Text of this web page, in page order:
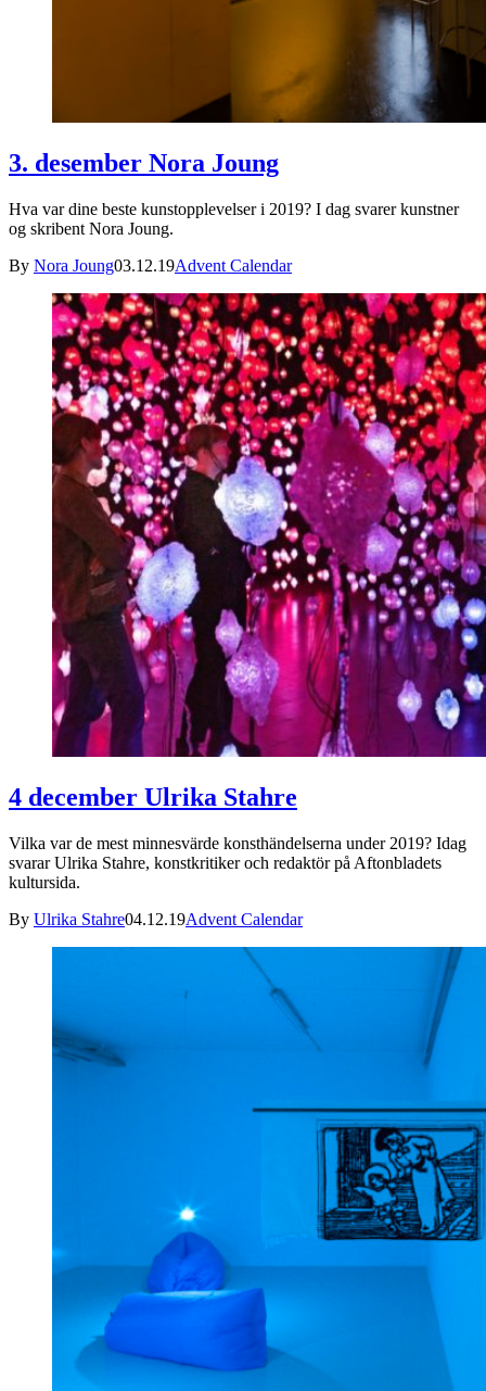
3. desember Nora Joung
Hva var dine beste kunstopplevelser i 2019? I dag svarer kunstner
og skribent Nora Joung.
By Nora Joung03.12.19Advent Calendar
4 december Ulrika Stahre
Vilka var de mest minnesvärde konsthändelserna under 2019? Idag
svarar Ulrika Stahre, konstkritiker och redaktör på Aftonbladets
kultursida.
By Ulrika Stahre04.12.19Advent Calendar